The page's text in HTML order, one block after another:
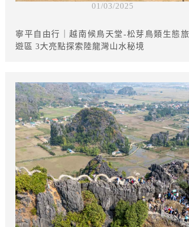
01/03/2025
寧平自由行｜越南候鳥天堂-松芽鳥類生態旅
遊區 3大亮點探索陸龍灣山水秘境